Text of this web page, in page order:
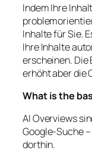
Indem Ihre
Inhalte für Sie.
Ihre Inhalte
erscheinen. Die
erhöht aber die
What is the
AI Overviews
Google-Suche
dorthin.